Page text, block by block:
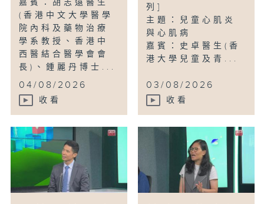
嘉賓：胡志遠醫生
(香港中文大學醫學
院內科及藥物治療
學系教授、香港中
西醫結合醫學會會
長)、鍾麗丹博士...
04/08/2026
收看
列]
主題：兒童心肌炎
與心肌病
嘉賓：史卓醫生(香
港大學兒童及青...
03/08/2026
收看